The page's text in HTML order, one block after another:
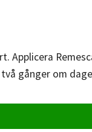
Applicera
gånger om